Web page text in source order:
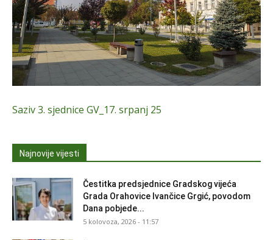
Saziv 3. sjednice GV_17. srpanj 25
Najnovije vijesti
Čestitka predsjednice Gradskog vijeća
Grada Orahovice Ivančice Grgić, povodom
Dana pobjede...
5 kolovoza, 2026 - 11:57